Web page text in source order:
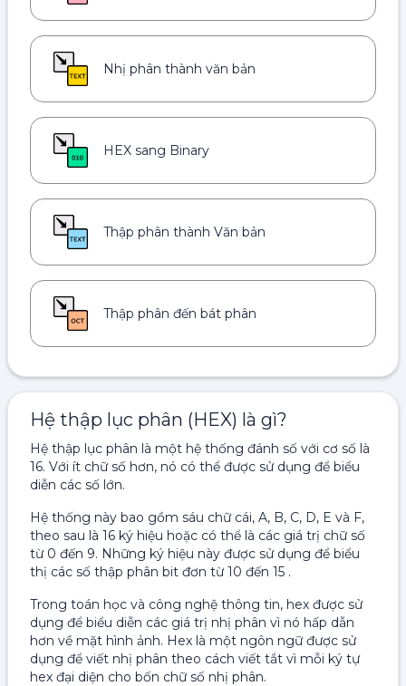
Nhị phân thành văn bản
HEX sang Binary
Thập phân thành Văn bản
Thập phân đến bát phân
Hệ thập lục phân (HEX) là gì?
Hệ thập lục phân là một hệ thống đánh số với cơ số là
16. Với ít chữ số hơn, nó có thể được sử dụng để biểu
diễn các số lớn.
Hệ thống này bao gồm sáu chữ cái, A, B, C, D, E và F,
theo sau là 16 ký hiệu hoặc có thể là các giá trị chữ số
từ 0 đến 9. Những ký hiệu này được sử dụng để biểu
thị các số thập phân bit đơn từ 10 đến 15 .
Trong toán học và công nghệ thông tin, hex được sử
dụng để biểu diễn các giá trị nhị phân vì nó hấp dẫn
hơn về mặt hình ảnh. Hex là một ngôn ngữ được sử
dụng để viết nhị phân theo cách viết tắt vì mỗi ký tự
hex đại diện cho bốn chữ số nhị phân.